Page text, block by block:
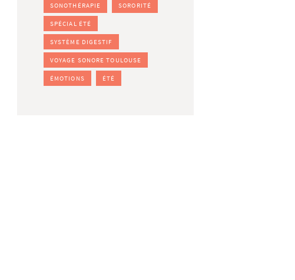
SONOTHÉRAPIE SORORITÉ
SPÉCIAL ÉTÉ
SYSTÈME DIGESTIF
VOYAGE SONORE TOULOUSE
ÉMOTIONS ÉTÉ